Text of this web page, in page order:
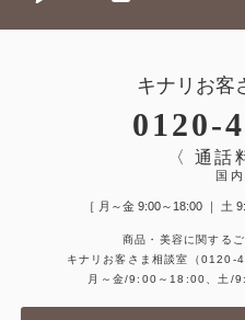
キナリお客
0120-
〈 通話
国
［ 月～金 9:00～18:00 ｜ 土
商品・美容に関する
キナリお客さま相談室
（0120-
月～金/9:00～18:00、土/